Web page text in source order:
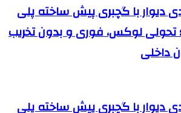
دیوار با گچبری پیش ساخته پلی
تحولی لوکس، فوری و بدون تخریب
داخلی
دیوار با گچبری پیش ساخته پلی